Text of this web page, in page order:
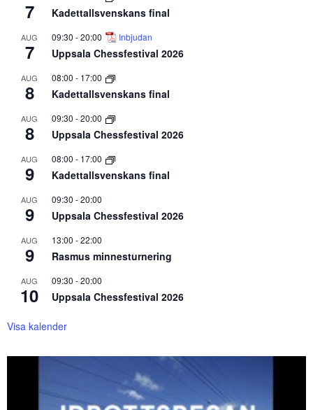
7 Kadettallsvenskans final
AUG
7
09:30 -20:00 Inbjudan
Uppsala Chessfestival 2026
AUG
8
08:00 - 17:00
Kadettallsvenskans final
AUG
8
09:30 -20:00
Uppsala Chessfestival 2026
AUG
9
08:00 - 17:00
Kadettallsvenskans final
AUG
9
09:30 -20:00
Uppsala Chessfestival 2026
AUG
9
13:00 -22:00
Rasmus minnesturnering
AUG
10
09:30 -20:00
Uppsala Chessfestival 2026
Visa kalender